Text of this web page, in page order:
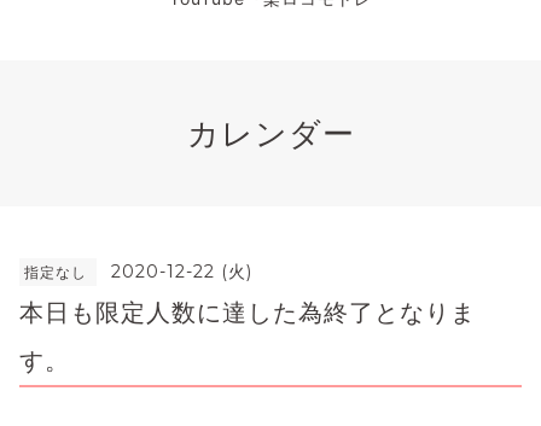
カレンダー
指定なし 2020-12-22 (火)
本日も限定人数に達した為終了となりま
す。